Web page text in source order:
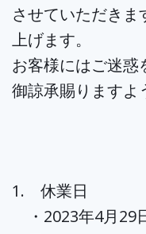
させていただきま
上げます。
お客様にはご迷惑
御諒承賜りますよ
1. 休業日
・2023年4月29